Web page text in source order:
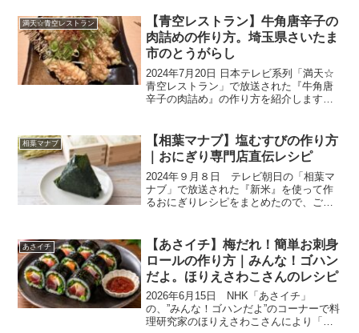
をプラスすることで満足度アップ！煮汁
までおいしい一品...
満天☆青空レストラン
【青空レストラン】牛角唐辛子の
肉詰めの作り方。埼玉県さいたま
市のとうがらし
2024年7月20日 日本テレビ系列「満天☆
青空レストラン」で放送された『牛角唐
辛子の肉詰め』の作り方を紹介します。
絶品レシピです。今回のゲストはDA
PUMPのＩＳＳ...
相葉マナブ
【相葉マナブ】塩むすびの作り方
｜おにぎり専門店直伝レシピ
2024年９月８日 テレビ朝日の「相葉マ
ナブ」で放送された『新米』を使って作
るおにぎりレシピをまとめたので、ご紹
市の『新米』です。千葉県は8月中旬から
新米を収穫すること...
あさイチ
【あさイチ】梅だれ！簡単お刺身
ロールの作り方｜みんな！ゴハン
だよ。ほりえさわこさんのレシピ
2026年6月15日 NHK「あさイチ」
の、”みんな！ゴハンだよ”のコーナーで料
理研究家のほりえさわこさんにより「梅